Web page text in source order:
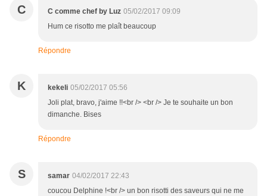
C C comme chef by Luz 05/02/2017 09:09
Hum ce risotto me plaît beaucoup
Répondre
K kekeli 05/02/2017 05:56
Joli plat, bravo, j'aime !!<br /> <br /> Je te souhaite un bon
dimanche. Bises
Répondre
S samar 04/02/2017 22:43
coucou Delphine !<br /> un bon risotti des saveurs qui ne me